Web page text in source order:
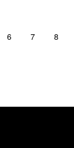
6 7 8